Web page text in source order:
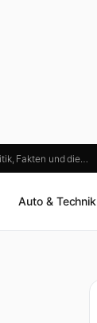
Fakten und die…
Auto & Technik